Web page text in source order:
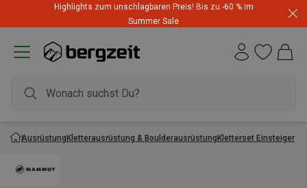
Highlights zum unschlagbaren Preis! Bis zu -60 % im
Summer Sale
AusrüstungKletterausrüstung & BoulderausrüstungKletterset Einsteiger